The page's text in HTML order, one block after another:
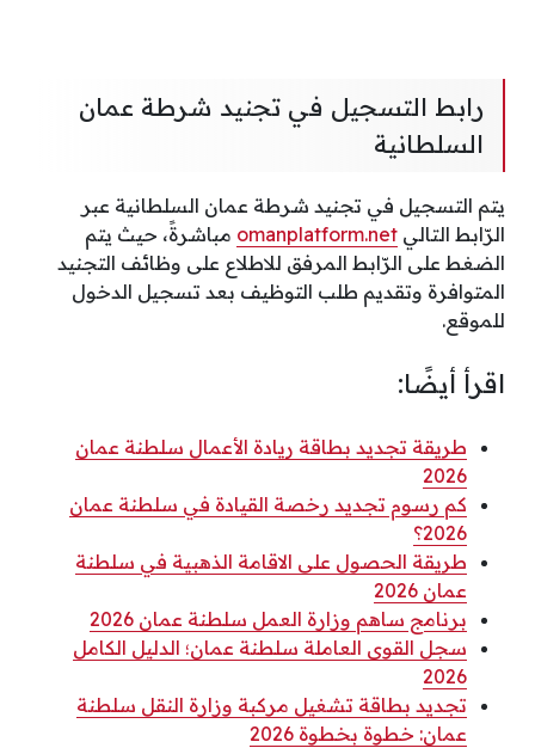
رابط التسجيل في تجنيد شرطة عمان
السلطانية
يتم التسجيل في تجنيد شرطة عمان السلطانية عبر
الرّابط التالي omanplatform.net مباشرةً، حيث يتم
الضغط على الرّابط المرفق للاطلاع على وظائف التجنيد
المتوافرة وتقديم طلب التوظيف بعد تسجيل الدخول
للموقع.
اقرأ أيضًا:
طريقة تجديد بطاقة ريادة الأعمال سلطنة عمان
2026
كم رسوم تجديد رخصة القيادة في سلطنة عمان
2026؟
طريقة الحصول على الاقامة الذهبية في سلطنة
عمان 2026
برنامج ساهم وزارة العمل سلطنة عمان 2026
سجل القوى العاملة سلطنة عمان؛ الدليل الكامل
2026
تجديد بطاقة تشغيل مركبة وزارة النقل سلطنة
عمان: خطوة بخطوة 2026